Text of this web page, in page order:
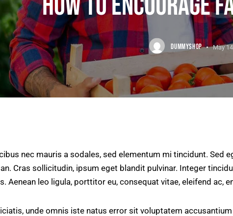
DUMMYSHOP May
nec mauris a sodales, sed elementum mi tincidunt. Sed
Cras sollicitudin, ipsum eget blandit pulvinar. Integer
Aenean leo ligula, porttitor eu, consequat vitae, eleifend ac,
unde omnis iste natus error sit voluptatem